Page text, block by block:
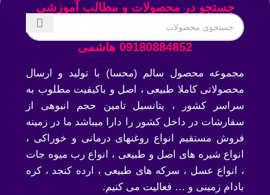
جستجو در محصولات و مطالب آموزشی
09180884852 هاشمی
مجموعه محصول سالم (محسا) با تولید و ارسال
محصولاتی کاملا طبیعی ، اصل و باکیفیت مطلوب به
سراسر کشور ، پتانسیل تامین حجم انبوهی از
سفارشات در داخل کشور را دارا میباشد ما در زمینه
فروش مستقیم انواع روغنهای درمانی و خوراکی ،
انواع شیره های اصل و طبیعی ، انواع رب میوه جات
، انواع عسل ، سرکه های طبیعی ، ارده کنجد ، کره
بادام زمینی و … فعالیت می کنیم.